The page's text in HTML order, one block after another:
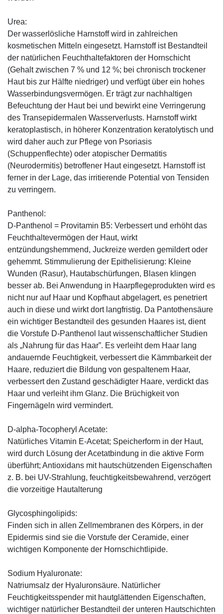
Urea:
Der wasserlösliche Harnstoff wird in zahlreichen
kosmetischen Mitteln eingesetzt. Harnstoff ist Bestandteil
der natürlichen Feuchthaltefaktoren der Hornschicht
(Gehalt zwischen 7 % und 12 %; bei chronisch trockener
Haut bis zur Hälfte niedriger) und verfügt über ein hohes
Wasserbindungsvermögen. Er trägt zur nachhaltigen
Befeuchtung der Haut bei und bewirkt eine Verringerung
des Transepidermalen Wasserverlusts. Harnstoff wirkt
keratoplastisch, in höherer Konzentration keratolytisch und
wird daher auch zur Pflege von Psoriasis
(Schuppenflechte) oder atopischer Dermatitis
(Neurodermitis) betroffener Haut eingesetzt. Harnstoff ist
ferner in der Lage, das irritierende Potential von Tensiden
zu verringern.
Panthenol:
D-Panthenol = Provitamin B5: Verbessert und erhöht das
Feuchthaltevermögen der Haut, wirkt
entzündungshemmend, Juckreize werden gemildert oder
gehemmt. Stimmulierung der Epithelisierung: Kleine
Wunden (Rasur), Hautabschürfungen, Blasen klingen
besser ab. Bei Anwendung in Haarpflegeprodukten wird es
nicht nur auf Haar und Kopfhaut abgelagert, es penetriert
auch in diese und wirkt dort langfristig. Da Pantothensäure
ein wichtiger Bestandteil des gesunden Haares ist, dient
die Vorstufe D-Panthenol laut wissenschaftlicher Studien
als „Nahrung für das Haar”. Es verleiht dem Haar lang
andauernde Feuchtigkeit, verbessert die Kämmbarkeit der
Haare, reduziert die Bildung von gespaltenem Haar,
verbessert den Zustand geschädigter Haare, verdickt das
Haar und verleiht ihm Glanz. Die Brüchigkeit von
Fingernägeln wird vermindert.
D-alpha-Tocopheryl Acetate:
Natürliches Vitamin E-Acetat; Speicherform in der Haut,
wird durch Lösung der Acetatbindung in die aktive Form
überführt; Antioxidans mit hautschützenden Eigenschaften
z. B. bei UV-Strahlung, feuchtigkeitsbewahrend, verzögert
die vorzeitige Hautalterung
Glycosphingolipids:
Finden sich in allen Zellmembranen des Körpers, in der
Epidermis sind sie die Vorstufe der Ceramide, einer
wichtigen Komponente der Hornschichtlipide.
Sodium Hyaluronate:
Natriumsalz der Hyaluronsäure. Natürlicher
Feuchtigkeitsspender mit hautglättenden Eigenschaften,
wichtiger natürlicher Bestandteil der unteren Hautschichten